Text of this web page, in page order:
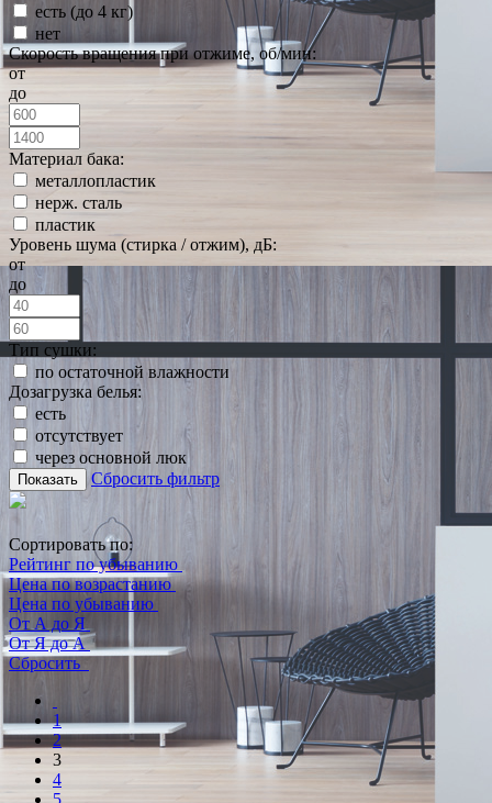
есть (до 4 кг)
нет
Скорость вращения при отжиме, об/мин:
от
до
Материал бака:
металлопластик
нерж. сталь
пластик
Уровень шума (стирка / отжим), дБ:
от
до
Тип сушки:
по остаточной влажности
Дозагрузка белья:
есть
отсутствует
через основной люк
Показать Сбросить фильтр
Сортировать по:
Рейтинг по убыванию
Цена по возрастанию
Цена по убыванию
От А до Я
От Я до А
Сбросить
1
2
3
4
5